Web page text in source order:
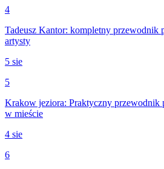
4
Tadeusz Kantor: kompletny przewodnik
artysty
5 sie
5
Krakow jeziora: Praktyczny przewodnik
w mieście
4 sie
6